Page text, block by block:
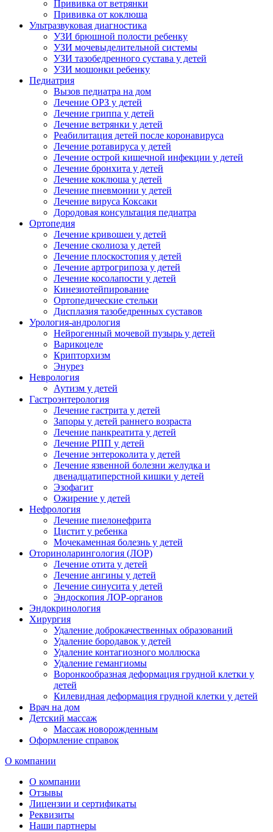
Прививка от ветрянки
Прививка от коклюша
Ультразвуковая диагностика
УЗИ брюшной полости ребенку
УЗИ мочевыделительной системы
УЗИ тазобедренного сустава у детей
УЗИ мошонки ребенку
Педиатрия
Вызов педиатра на дом
Лечение ОРЗ у детей
Лечение гриппа у детей
Лечение ветрянки у детей
Реабилитация детей после коронавируса
Лечение ротавируса у детей
Лечение острой кишечной инфекции у детей
Лечение бронхита у детей
Лечение коклюша у детей
Лечение пневмонии у детей
Лечение вируса Коксаки
Дородовая консультация педиатра
Ортопедия
Лечение кривошеи у детей
Лечение сколиоза у детей
Лечение плоскостопия у детей
Лечение артрогрипоза у детей
Лечение косолапости у детей
Кинезиотейпирование
Ортопедические стельки
Дисплазия тазобедренных суставов
Урология-андрология
Нейрогенный мочевой пузырь у детей
Варикоцеле
Крипторхизм
Энурез
Неврология
Аутизм у детей
Гастроэнтерология
Лечение гастрита у детей
Запоры у детей раннего возраста
Лечение панкреатита у детей
Лечение РПП у детей
Лечение энтероколита у детей
Лечение язвенной болезни желудка и
двенадцатиперстной кишки у детей
Эзофагит
Ожирение у детей
Нефрология
Лечение пиелонефрита
Цистит у ребенка
Мочекаменная болезнь у детей
Оториноларингология (ЛОР)
Лечение отита у детей
Лечение ангины у детей
Лечение синусита у детей
Эндоскопия ЛОР-органов
Эндокринология
Хирургия
Удаление доброкачественных образований
Удаление бородавок у детей
Удаление контагиозного моллюска
Удаление гемангиомы
Воронкообразная деформация грудной клетки у
детей
Килевидная деформация грудной клетки у детей
Врач на дом
Детский массаж
Массаж новорожденным
Оформление справок
О компании
О компании
Отзывы
Лицензии и сертификаты
Реквизиты
Наши партнеры